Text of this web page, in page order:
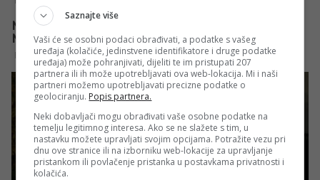
Saznajte više
Vaši će se osobni podaci obrađivati, a podatke s vašeg
uređaja (kolačiće, jedinstvene identifikatore i druge podatke
uređaja) može pohranjivati, dijeliti te im pristupati 207
partnera ili ih može upotrebljavati ova web-lokacija. Mi i naši
partneri možemo upotrebljavati precizne podatke o
geolociranju. Popis partnera.
Neki dobavljači mogu obrađivati vaše osobne podatke na
temelju legitimnog interesa. Ako se ne slažete s tim, u
nastavku možete upravljati svojim opcijama. Potražite vezu pri
dnu ove stranice ili na izborniku web-lokacije za upravljanje
pristankom ili povlačenje pristanka u postavkama privatnosti i
kolačića.